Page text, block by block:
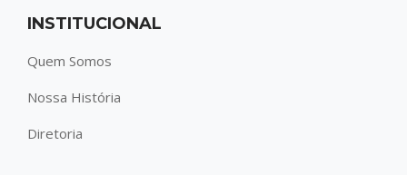
INSTITUCIONAL
Quem Somos
Nossa História
Diretoria